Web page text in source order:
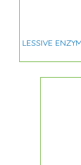
LESSIVE